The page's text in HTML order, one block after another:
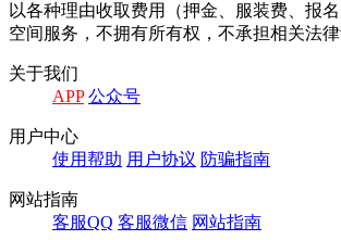
以各种理由收取费用（押金、服装费、报
空间服务，不拥有所有权，不承担相关法
关于我们
APP 公众号
用户中心
使用帮助 用户协议 防骗指南
网站指南
客服QQ 客服微信 网站指南